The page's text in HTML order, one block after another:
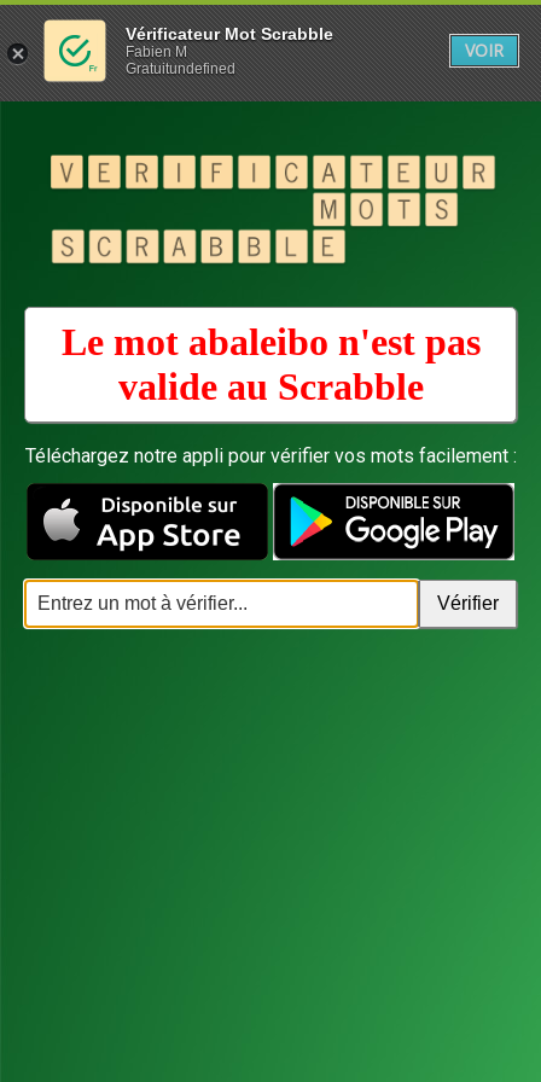
Le mot abaleibo n'est pas
valide au Scrabble
Téléchargez notre appli pour vérifier vos mots facilement :
Vérificateur Mot Scrabble
Fabien M
Gratuitundefined
VOIR